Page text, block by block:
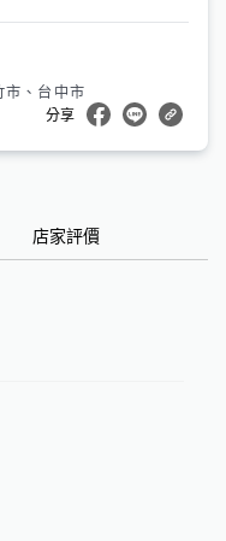
市、台中市
分享
店家評價